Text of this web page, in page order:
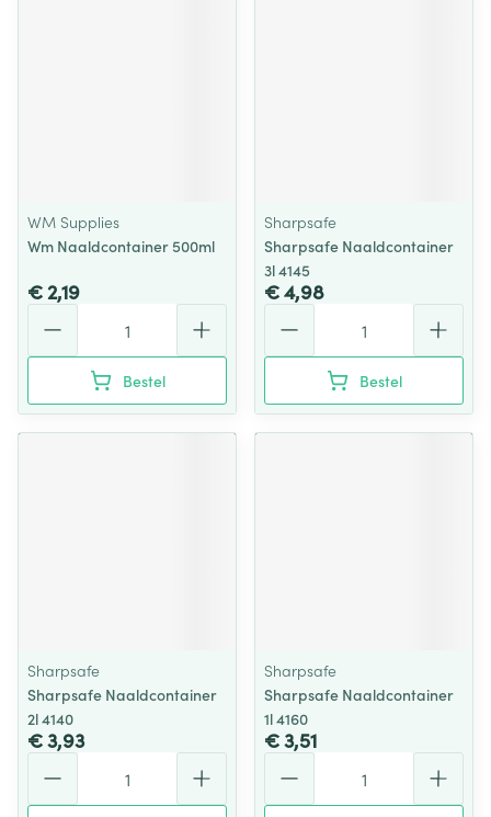
WM Supplies
Wm Naaldcontainer 500ml
€ 2,19
Bestel
Sharpsafe
Sharpsafe Naaldcontainer
3l 4145
€ 4,98
Bestel
Sharpsafe
Sharpsafe Naaldcontainer
2l 4140
€ 3,93
Sharpsafe
Sharpsafe Naaldcontainer
1l 4160
€ 3,51